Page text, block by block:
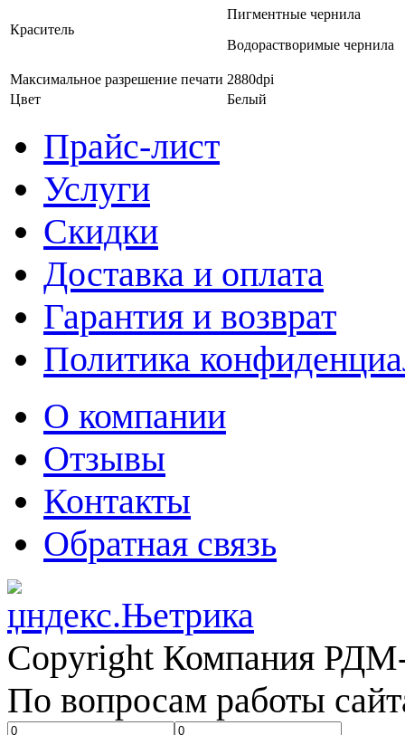
Краситель
Пигментные чернила
Водорастворимые чернила
Максимальное разрешение печати 2880dpi
Цвет
Белый
Прайс-лист
Услуги
Скидки
Доставка и оплата
Гарантия и возврат
Политика
О компании
Отзывы
Контакты
Обратная связь
Copyright Компания
По вопросам работы